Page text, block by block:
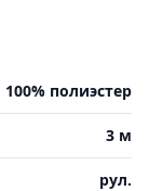
100% полиэстер
3 м
рул.